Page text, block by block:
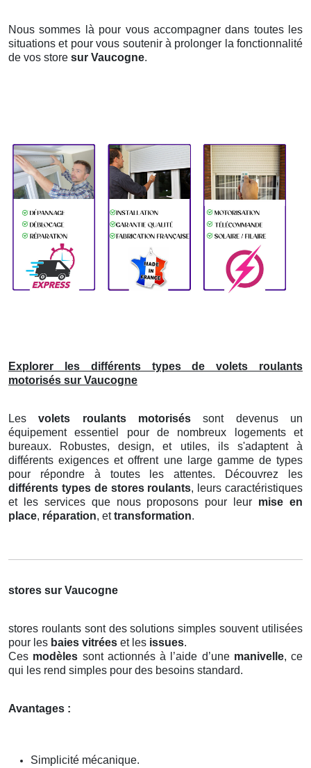
Nous sommes là pour vous accompagner dans toutes les
situations et pour vous soutenir à prolonger la fonctionnalité
de vos store sur Vaucogne.
Explorer les différents types de volets roulants
motorisés sur Vaucogne
Lesvolets roulants motorisés sont devenus un
équipement essentiel pour de nombreux logements et
bureaux. Robustes, design, et utiles, ils s'adaptent à
différents exigences et offrent une large gamme de types
pour répondre à toutes les attentes. Découvrez les
différents types de stores roulants, leurs caractéristiques
et les services que nous proposons pour leur mise en
place, réparation, ettransformation.
stores sur Vaucogne
stores roulants sont des solutions simples souvent utilisées
pour les baies vitrées et les issues.
Ces modèles sont actionnés à l’aide d’une manivelle, ce
qui les rend simples pour des besoins standard.
Avantages :
Simplicité mécanique.